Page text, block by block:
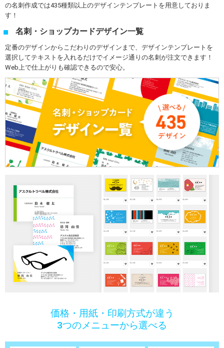
の名刺作成では435種類以上のデザインテンプレートを用意しておりま
す！
名刺・ショップカードデザイン一覧
定番のデザインからこだわりのデザインまで、デザインテンプレートを
選択してテキストを入れるだけでイメージ通りの名刺が注文できます！
Web上で仕上がりも確認できるので安心。
価格・用紙・印刷方式が違う
3つのメニューから選べる